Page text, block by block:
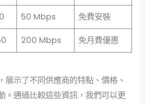
50 Mbps 免費安裝
200 Mbps 免月費優惠
展示了不同供應商的特點、價格、
。通過比較這些資訊，我們可以更